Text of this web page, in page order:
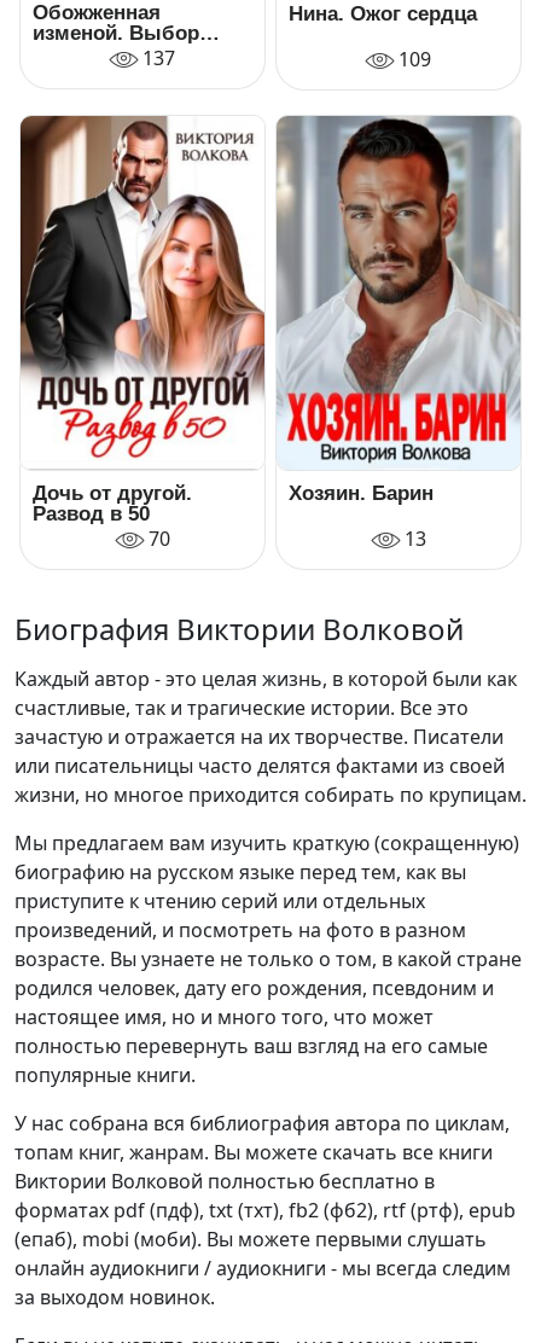
Обожженная
изменой. Выбор
137
Нина. Ожог сердца
109
Дочь от другой.
Развод в 50
70
Хозяин. Барин
13
Биография Виктории Волковой
Каждый автор - это целая жизнь, в которой были как
счастливые, так и трагические истории. Все это
зачастую и отражается на их творчестве. Писатели
или писательницы часто делятся фактами из своей
жизни, но многое приходится собирать по крупицам.
Мы предлагаем вам изучить краткую (сокращенную)
биографию на русском языке перед тем, как вы
приступите к чтению серий или отдельных
произведений, и посмотреть на фото в разном
возрасте. Вы узнаете не только о том, в какой стране
родился человек, дату его рождения, псевдоним и
настоящее имя, но и много того, что может
полностью перевернуть ваш взгляд на его самые
популярные книги.
У нас собрана вся библиография автора по циклам,
топам книг, жанрам. Вы можете скачать все книги
Виктории Волковой полностью бесплатно в
форматах pdf (пдф), txt (тхт), fb2 (фб2), rtf (ртф), epub
(епаб), mobi (моби). Вы можете первыми слушать
онлайн аудиокниги / аудиокниги - мы всегда следим
за выходом новинок.